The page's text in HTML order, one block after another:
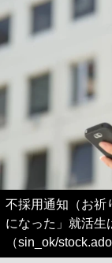
不採用通知（お祈
になった」就活
（sin_ok/